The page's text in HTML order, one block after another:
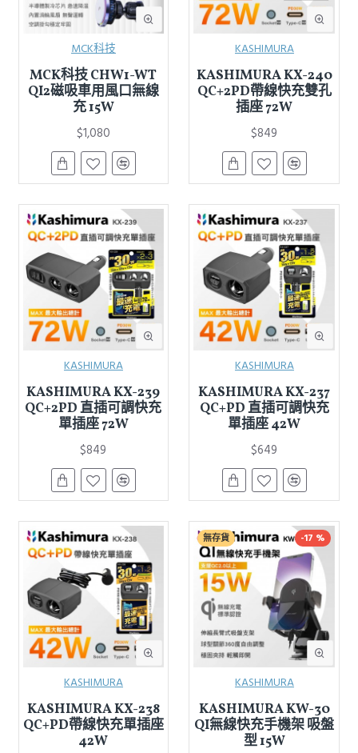
MCK科技
MCK科技 CHW1-WT
QI2磁吸車用風口無線
充 15W
$1,080
KASHIMURA
KASHIMURA KX-240
QC+2PD帶線快充雙孔
插座 72W
$849
KASHIMURA
KASHIMURA KX-239
QC+2PD 直插可調快充
單插座 72W
$849
KASHIMURA
KASHIMURA KX-237
QC+PD 直插可調快充
單插座 42W
$649
KASHIMURA
KASHIMURA KX-238
QC+PD帶線快充單插座
42W
-17 %
無存貨
KASHIMURA
KASHIMURA KW-30
QI無線快充手機架 吸盤
型 15W